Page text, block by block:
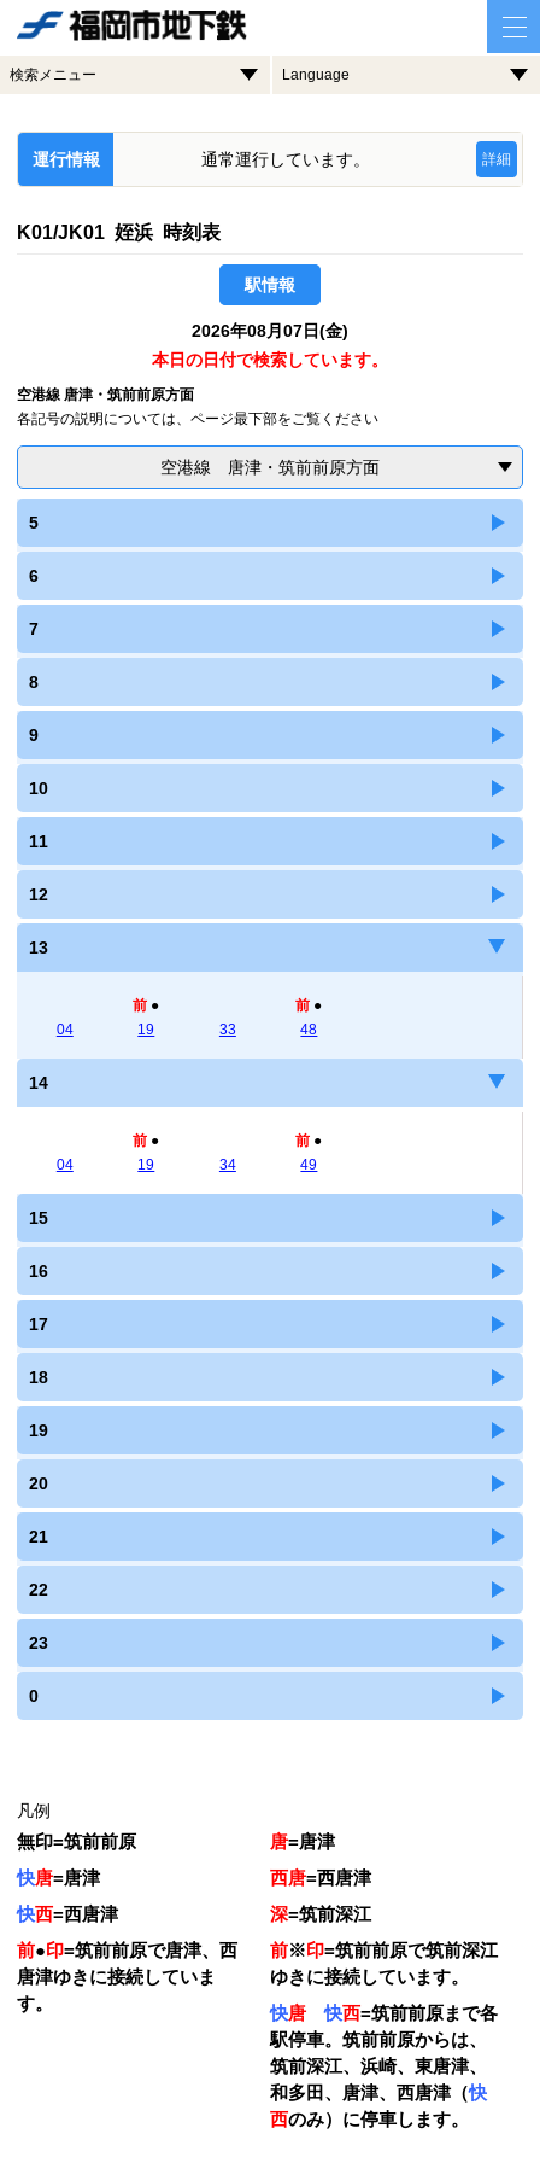
検索メニュー Language
運行情報 通常運行しています。 詳細
K01/JK01 姪浜 時刻表
駅情報
2026年08月07日(金)
本日の日付で検索しています。
空港線 唐津・筑前前原方面
各記号の説明については、ページ最下部をご覧ください
空港線 唐津・筑前前原方面
5
6
7
8
9
10
11
12
13
04
前 ●
19
33
前 ●
48
14
04
前 ●
19
34
前 ●
49
15
16
17
18
19
20
21
22
23
0
凡例
無印=筑前前原 唐=唐津
快唐=唐津 西唐=西唐津
快西=西唐津 深=筑前深江
前●印=筑前前原で唐津、西
唐津ゆきに接続していま
す。
前※印=筑前前原で筑前深江
ゆきに接続しています。
快唐 快西=筑前前原まで各
駅停車。筑前前原からは、
筑前深江、浜崎、東唐津、
和多田、唐津、西唐津（快
西のみ）に停車します。